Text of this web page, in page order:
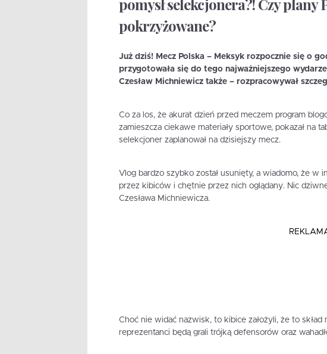
pomysł selekcjonera?! Czy
pokrzyżowane?
Już dziś! Mecz Polska – Meksyk rozpocznie się o
przygotowała się do tego najważniejszego
Czesław Michniewicz także – rozpracowywał
Co za los, że akurat dzień przed meczem program
zamieszcza ciekawe materiały sportowe, pokazał na
selekcjoner zaplanował na dzisiejszy mecz.
Vlog bardzo szybko został usunięty, a wiadomo, że w
przez kibiców i chętnie przez nich oglądany. Nic
Czesława Michniewicza.
Choć nie widać nazwisk, to kibice założyli, że to skład
reprezentanci będą grali trójką defensorów oraz